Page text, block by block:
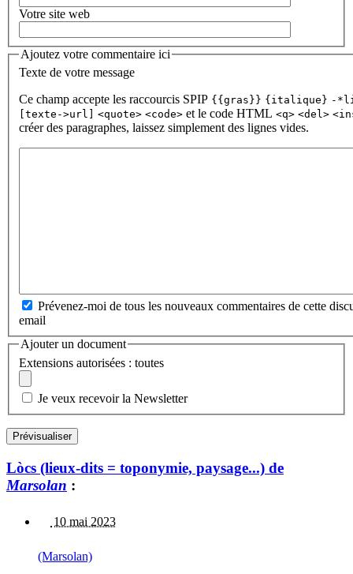
Votre site web
Ajoutez votre commentaire ici
Texte de votre message
Ce champ accepte les raccourcis SPIP {{gras}} {italique} -
[texte->url]
<quote> <code> et le code HTML <q> <del>
créer des paragraphes, laissez simplement des lignes vides.
Prévenez-moi de tous les nouveaux commentaires de cette
email
Ajouter un document
Extensions autorisées : toutes
Je veux recevoir la Newsletter
Lòcs (lieux-dits = toponymie, paysage...) de
Marsolan :
10 mai 2023
(Marsolan)